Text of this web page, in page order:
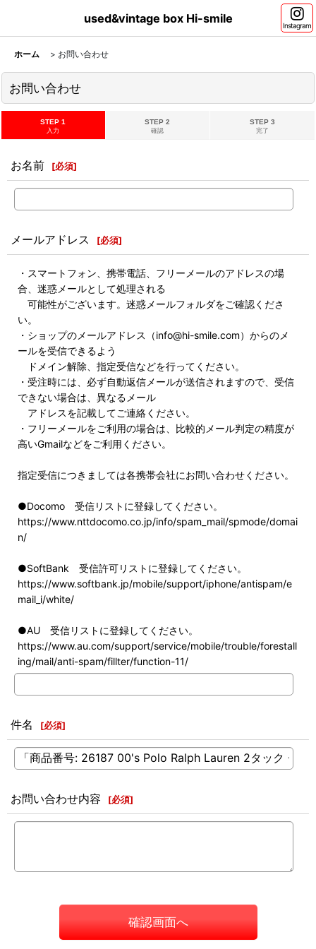
used&vintage box Hi-smile
Instagram
ホーム > お問い合わせ
お問い合わせ
STEP 1
入力
STEP 2
確認
STEP 3
完了
お名前 [必須]
メールアドレス [必須]
・スマートフォン、携帯電話、フリーメールのアドレスの場
合、迷惑メールとして処理される
可能性がございます。迷惑メールフォルダをご確認くださ
い。
・ショップのメールアドレス（info@hi-smile.com）からのメ
ールを受信できるよう
ドメイン解除、指定受信などを行ってください。
・受注時には、必ず自動返信メールが送信されますので、受信
できない場合は、異なるメール
アドレスを記載してご連絡ください。
・フリーメールをご利用の場合は、比較的メール判定の精度が
高いGmailなどをご利用ください。
指定受信につきましては各携帯会社にお問い合わせください。
●Docomo 受信リストに登録してください。
https://www.nttdocomo.co.jp/info/spam_mail/spmode/domai
n/
●SoftBank 受信許可リストに登録してください。
https://www.softbank.jp/mobile/support/iphone/antispam/e
mail_i/white/
●AU 受信リストに登録してください。
https://www.au.com/support/service/mobile/trouble/forestall
ing/mail/anti-spam/fillter/function-11/
件名 [必須]
お問い合わせ内容 [必須]
確認画面へ